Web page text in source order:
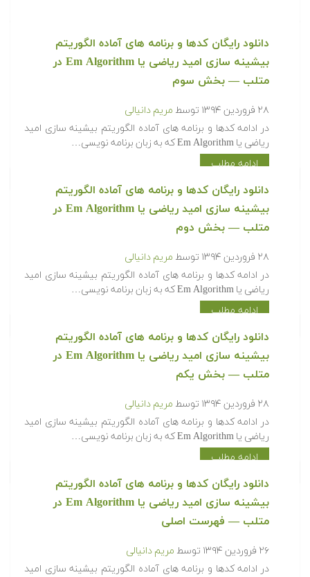
‫‫دانلود رایگان کدها و برنامه های آماده الگوریتم
بیشینه سازی امید ریاضی یا Em Algorithm در
متلب‬‬ — بخش سوم
۲۸ فروردین ۱۳۹۴ توسط مریم دانیالی
‫در ادامه کدها و برنامه های آماده الگوریتم بیشینه سازی امید
ریاضی یا Em Algorithm که به زبان برنامه نویسی…
ادامه مطلب
‫‫دانلود رایگان کدها و برنامه های آماده الگوریتم
بیشینه سازی امید ریاضی یا Em Algorithm در
متلب‬‬ — بخش دوم
۲۸ فروردین ۱۳۹۴ توسط مریم دانیالی
‫در ادامه کدها و برنامه های آماده الگوریتم بیشینه سازی امید
ریاضی یا Em Algorithm که به زبان برنامه نویسی…
ادامه مطلب
‫‫دانلود رایگان کدها و برنامه های آماده الگوریتم
بیشینه سازی امید ریاضی یا Em Algorithm در
متلب‬‬ — بخش یکم
۲۸ فروردین ۱۳۹۴ توسط مریم دانیالی
‫در ادامه کدها و برنامه های آماده الگوریتم بیشینه سازی امید
ریاضی یا Em Algorithm که به زبان برنامه نویسی…
ادامه مطلب
‫‫دانلود رایگان کدها و برنامه های آماده الگوریتم
بیشینه سازی امید ریاضی یا Em Algorithm در
متلب‬‬ — فهرست اصلی
۲۶ فروردین ۱۳۹۴ توسط مریم دانیالی
‫در ادامه کدها و برنامه های آماده الگوریتم بیشینه سازی امید